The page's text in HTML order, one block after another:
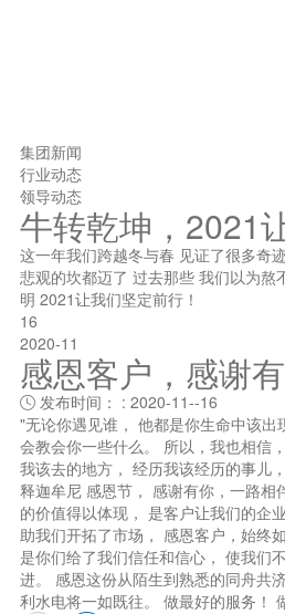
集团新闻
行业动态
领导动态
牛转乾坤，2021
这一年我们跨越冬与春 见证了很多奇
悲观的坎都迈了 过去那些 我们以为熬
明 2021让我们坚定前行！
16
2020-11
感恩客户，感谢
发布时间： : 2020-11--16
"无论你遇见谁， 他都是你生命中该出
会教会你一些什么。 所以，我也相信
我该去的地方， 经历我该经历的事
释迦牟尼 感恩节， 感谢有你，一路相
的价值得以体现， 是客户让我们的企
助我们开拓了市场， 感恩客户，始终
是你们给了我们信任和信心， 使我们
进。 感恩这份从陌生到熟悉的同舟共
利水电将一如既往。 做最好的服务！